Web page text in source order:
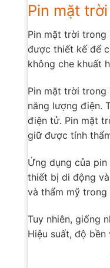
Pin mặt
Pin mặt trời
được thiết kế để
không che khuất
Pin mặt trời trong
năng lượng điện.
điện tử. Pin mặt
giữ được tính
Ứng dụng của
thiết bị di động
và thẩm mỹ trong
Tuy nhiên, giống
Hiệu suất, độ